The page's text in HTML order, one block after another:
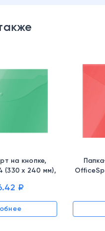
на кнопке,
(330 х 240 мм),
281218
₽